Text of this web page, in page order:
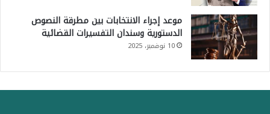
موعد إجراء الانتخابات بين مطرقة النصوص
الدستورية وسندان التفسيرات القضائية
10 نوفمبر، 2025